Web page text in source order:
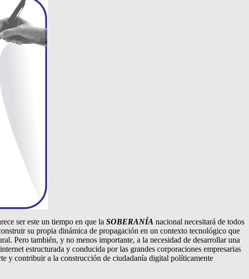
ser este un tiempo en que la SOBERANÍA nacional necesitará de todos
su propia dinámica de propagación en un contexto tecnológico que
Pero también, y no menos importante, a la necesidad de desarrollar una
estructurada y conducida por las grandes corporaciones empresarias
y contribuir a la construcción de ciudadanía digital políticamente